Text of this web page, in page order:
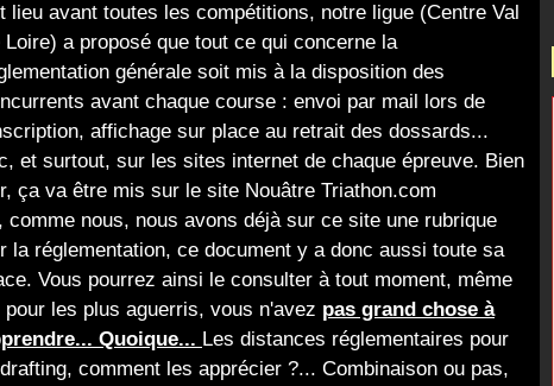
lieu avant toutes les compétitions, notre ligue (Centre Val
Loire) a proposé que tout ce qui concerne la
générale soit mis à la disposition des
avant chaque course : envoi par mail lors de
affichage sur place au retrait des dossards...
et surtout, sur les sites internet de chaque épreuve. Bien
ça va être mis sur le site Nouâtre Triathon.com
comme nous, nous avons déjà sur ce site une rubrique
la réglementation, ce document y a donc aussi toute sa
Vous pourrez ainsi le consulter à tout moment, même
pour les plus aguerris, vous n'avez pas grand chose à
Quoique... Les distances réglementaires pour
comment les apprécier ?... Combinaison ou pas,